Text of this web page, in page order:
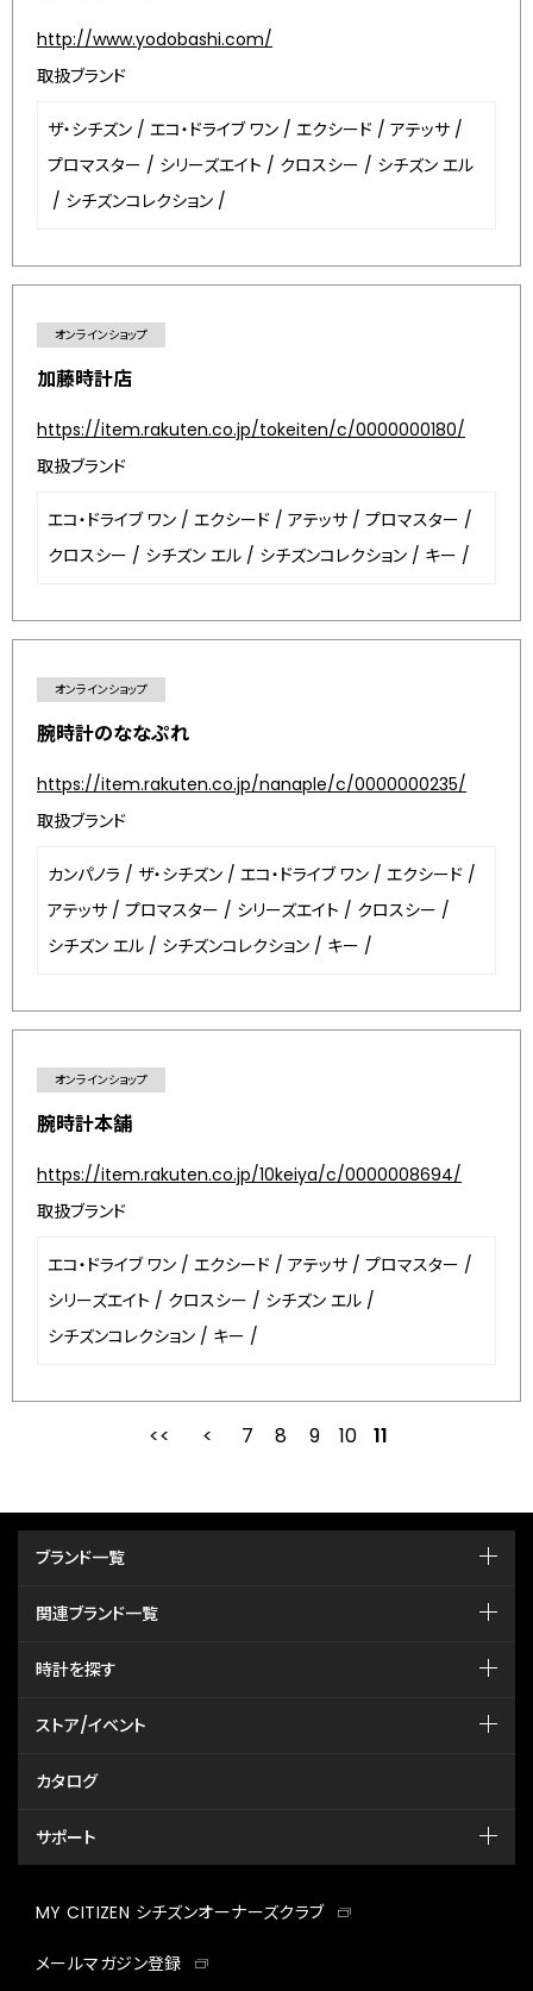
http://www.yodobashi.com/
取扱ブランド
ザ・シチズン / エコ・ドライブ ワン / エクシード / アテッサ /
プロマスター / シリーズエイト / クロスシー / シチズン エル
/ シチズンコレクション /
オンラインショップ
加藤時計店
https://item.rakuten.co.jp/tokeiten/c/0000000180/
取扱ブランド
エコ・ドライブ ワン / エクシード / アテッサ / プロマスター /
クロスシー / シチズン エル / シチズンコレクション / キー /
オンラインショップ
腕時計のななぷれ
https://item.rakuten.co.jp/nanaple/c/0000000235/
取扱ブランド
カンパノラ / ザ・シチズン / エコ・ドライブ ワン / エクシード /
アテッサ / プロマスター / シリーズエイト / クロスシー /
シチズン エル / シチズンコレクション / キー /
オンラインショップ
腕時計本舗
https://item.rakuten.co.jp/10keiya/c/0000008694/
取扱ブランド
エコ・ドライブ ワン / エクシード / アテッサ / プロマスター /
シリーズエイト / クロスシー / シチズン エル /
シチズンコレクション / キー /
最初 前
7 8 9 10 11
ブランド一覧
関連ブランド一覧
時計を探す
ストア/イベント
カタログ
サポート
MY CITIZEN シチズンオーナーズクラブ
メールマガジン登録